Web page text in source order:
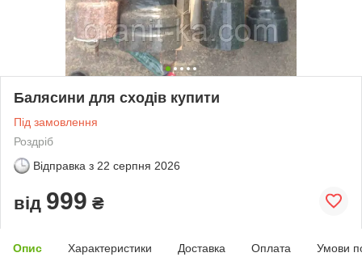
Балясини для сходів купити
Під замовлення
Роздріб
Відправка з 22 серпня 2026
від 999 ₴
Опис Характеристики Доставка Оплата Умови